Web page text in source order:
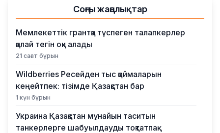
Соңғы жаңалықтар
Мемлекеттік грантқа түспеген талапкерлер
қалай тегін оқи алады
21 сағат бұрын
Wildberries Ресейден тыс қоймаларын
кеңейтпек: тізімде Қазақстан бар
1 күн бұрын
Украина Қазақстан мұнайын таситын
танкерлерге шабуылдауды тоқтатпақ